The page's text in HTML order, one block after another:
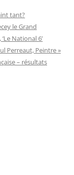
tant?
le Grand
National 6’
Perreaut, Peintre »
– résultats